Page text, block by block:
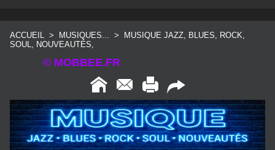
ACCUEIL > MUSIQUES... >
MUSIQUE JAZZ, BLUES, ROCK,
SOUL, NOUVEAUTÉS,
© MOBBEE.FR